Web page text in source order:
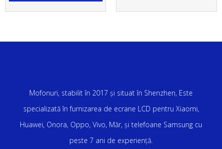
Mofonuri, stabilit în 2017 și situat în Shenzhen, Este
specializată în furnizarea de ecrane LCD pentru Xiaomi,
Huawei, Onora, Oppo, Vivo, Măr, și telefoane Samsung cu
peste 7 ani de experiență.